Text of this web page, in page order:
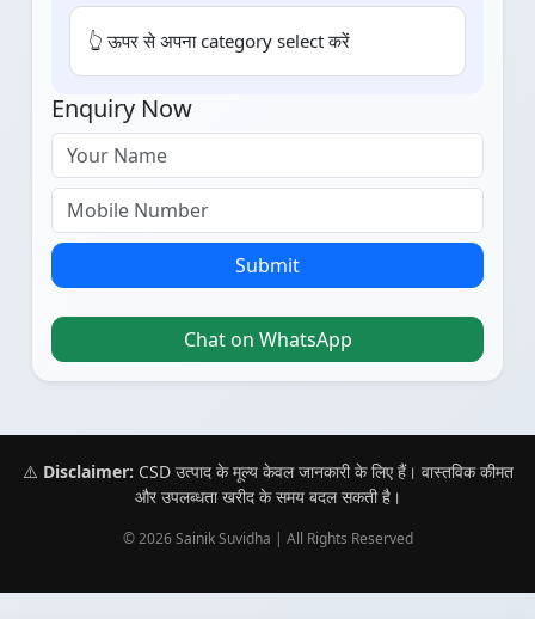
👆 ऊपर से अपना category select करें
Enquiry Now
Submit
Chat on WhatsApp
⚠️ Disclaimer: CSD उत्पाद के मूल्य केवल जानकारी के लिए हैं। वास्तविक कीमत
और उपलब्धता खरीद के समय बदल सकती है।
© 2026 Sainik Suvidha | All Rights Reserved